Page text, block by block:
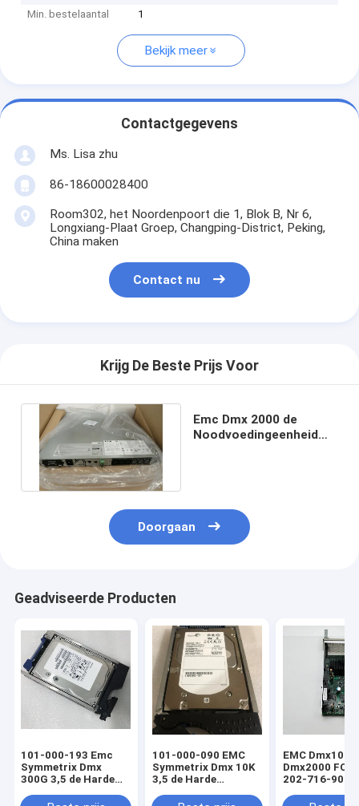
Min. bestelaantal
1
Bekijk meer
Contactgegevens
Ms. Lisa zhu
86-18600028400
Room302, het Noordenpoort die 1, Blok B, Nr 6,
Longxiang-Plaat Groep, Changping-District, Peking,
China maken
Contact nu
Krijg De Beste Prijs Voor
Emc Dmx 2000 de
Noodvoedingeenheid
Doorgaan
Geadviseerde Producten
101-000-193 Emc
Symmetrix Dmx
300G 3,5 de Harde
15k
101-000-090 EMC
Symmetrix Dmx 10K
3,5 de Harde
HDD
EMC Dmx1000
Dmx2000 FC
202-716-900C